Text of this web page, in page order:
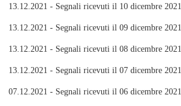
13.12.2021 - Segnali ricevuti il 10 dicembre 2021
13.12.2021 - Segnali ricevuti il 09 dicembre 2021
13.12.2021 - Segnali ricevuti il 08 dicembre 2021
13.12.2021 - Segnali ricevuti il 07 dicembre 2021
07.12.2021 - Segnali ricevuti il 06 dicembre 2021